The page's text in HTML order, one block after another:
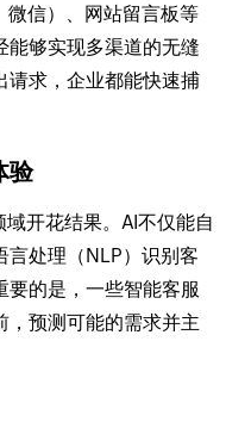
信）、网站留言板等
能够实现多渠道的无缝
请求，企业都能快速捕
验
开花结果。AI不仅能自
言处理（NLP）识别客
要的是，一些智能客服
，预测可能的需求并主